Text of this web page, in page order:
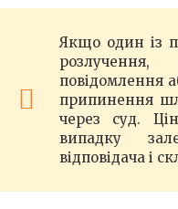
Якщо один із
повідомлення
припинення
через суд.
випадку
відповідача і